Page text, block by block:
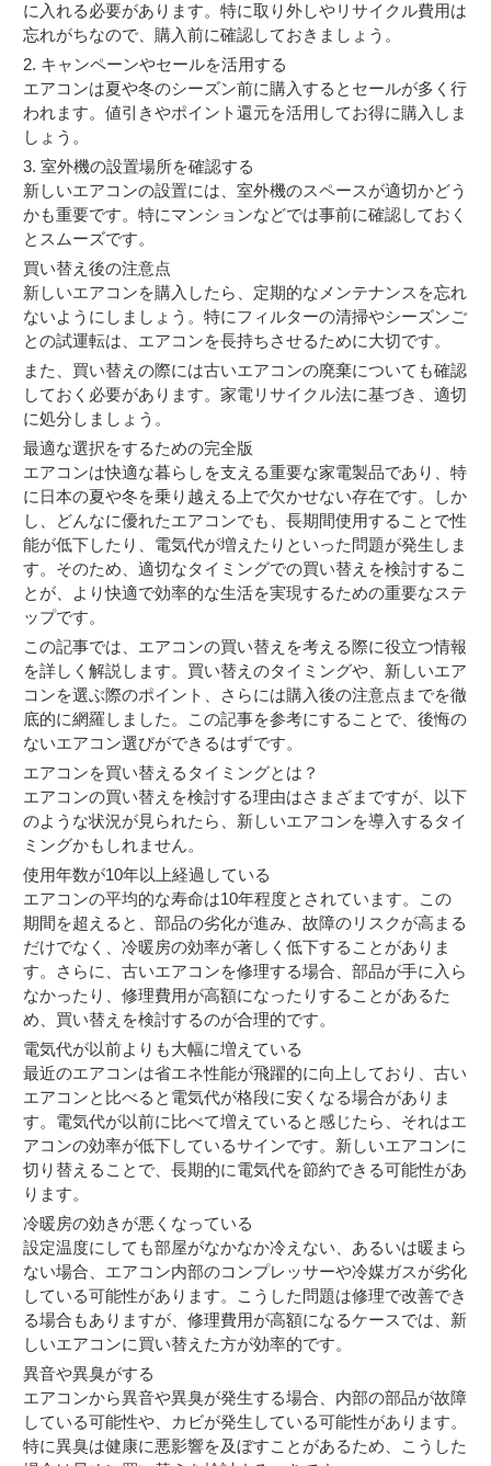
に入れる必要があります。特に取り外しやリサイクル費用は
忘れがちなので、購入前に確認しておきましょう。
2. キャンペーンやセールを活用する
エアコンは夏や冬のシーズン前に購入するとセールが多く行
われます。値引きやポイント還元を活用してお得に購入しま
しょう。
3. 室外機の設置場所を確認する
新しいエアコンの設置には、室外機のスペースが適切かどう
かも重要です。特にマンションなどでは事前に確認しておく
とスムーズです。
買い替え後の注意点
新しいエアコンを購入したら、定期的なメンテナンスを忘れ
ないようにしましょう。特にフィルターの清掃やシーズンご
との試運転は、エアコンを長持ちさせるために大切です。
また、買い替えの際には古いエアコンの廃棄についても確認
しておく必要があります。家電リサイクル法に基づき、適切
に処分しましょう。
最適な選択をするための完全版
エアコンは快適な暮らしを支える重要な家電製品であり、特
に日本の夏や冬を乗り越える上で欠かせない存在です。しか
し、どんなに優れたエアコンでも、長期間使用することで性
能が低下したり、電気代が増えたりといった問題が発生しま
す。そのため、適切なタイミングでの買い替えを検討するこ
とが、より快適で効率的な生活を実現するための重要なステ
ップです。
この記事では、エアコンの買い替えを考える際に役立つ情報
を詳しく解説します。買い替えのタイミングや、新しいエア
コンを選ぶ際のポイント、さらには購入後の注意点までを徹
底的に網羅しました。この記事を参考にすることで、後悔の
ないエアコン選びができるはずです。
エアコンを買い替えるタイミングとは？
エアコンの買い替えを検討する理由はさまざまですが、以下
のような状況が見られたら、新しいエアコンを導入するタイ
ミングかもしれません。
使用年数が10年以上経過している
エアコンの平均的な寿命は10年程度とされています。この
期間を超えると、部品の劣化が進み、故障のリスクが高まる
だけでなく、冷暖房の効率が著しく低下することがありま
す。さらに、古いエアコンを修理する場合、部品が手に入ら
なかったり、修理費用が高額になったりすることがあるた
め、買い替えを検討するのが合理的です。
電気代が以前よりも大幅に増えている
最近のエアコンは省エネ性能が飛躍的に向上しており、古い
エアコンと比べると電気代が格段に安くなる場合がありま
す。電気代が以前に比べて増えていると感じたら、それはエ
アコンの効率が低下しているサインです。新しいエアコンに
切り替えることで、長期的に電気代を節約できる可能性があ
ります。
冷暖房の効きが悪くなっている
設定温度にしても部屋がなかなか冷えない、あるいは暖まら
ない場合、エアコン内部のコンプレッサーや冷媒ガスが劣化
している可能性があります。こうした問題は修理で改善でき
る場合もありますが、修理費用が高額になるケースでは、新
しいエアコンに買い替えた方が効率的です。
異音や異臭がする
エアコンから異音や異臭が発生する場合、内部の部品が故障
している可能性や、カビが発生している可能性があります。
特に異臭は健康に悪影響を及ぼすことがあるため、こうした